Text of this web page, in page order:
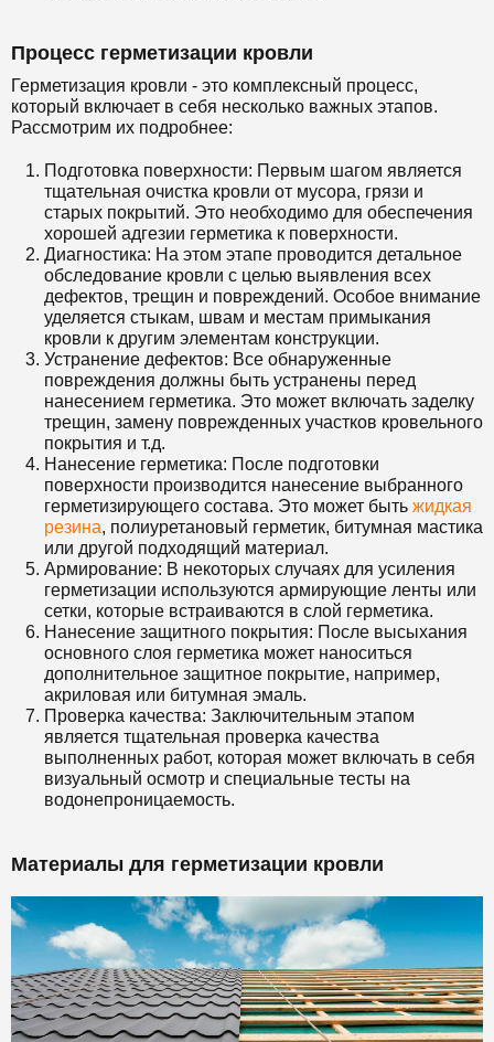
Процесс герметизации кровли
Герметизация кровли - это комплексный процесс,
который включает в себя несколько важных этапов.
Рассмотрим их подробнее:
Подготовка поверхности: Первым шагом является
тщательная очистка кровли от мусора, грязи и
старых покрытий. Это необходимо для обеспечения
хорошей адгезии герметика к поверхности.
Диагностика: На этом этапе проводится детальное
обследование кровли с целью выявления всех
дефектов, трещин и повреждений. Особое внимание
уделяется стыкам, швам и местам примыкания
кровли к другим элементам конструкции.
Устранение дефектов: Все обнаруженные
повреждения должны быть устранены перед
нанесением герметика. Это может включать заделку
трещин, замену поврежденных участков кровельного
покрытия и т.д.
Нанесение герметика: После подготовки
поверхности производится нанесение выбранного
герметизирующего состава. Это может быть жидкая
резина, полиуретановый герметик, битумная мастика
или другой подходящий материал.
Армирование: В некоторых случаях для усиления
герметизации используются армирующие ленты или
сетки, которые встраиваются в слой герметика.
Нанесение защитного покрытия: После высыхания
основного слоя герметика может наноситься
дополнительное защитное покрытие, например,
акриловая или битумная эмаль.
Проверка качества: Заключительным этапом
является тщательная проверка качества
выполненных работ, которая может включать в себя
визуальный осмотр и специальные тесты на
водонепроницаемость.
Материалы для герметизации кровли